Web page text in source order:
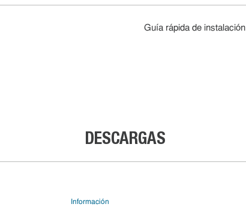
Guía rápida de instalación
DESCARGAS
Información